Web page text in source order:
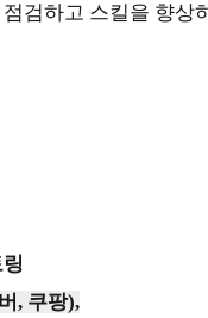
검하고 스킬을 향상
, 쿠팡),